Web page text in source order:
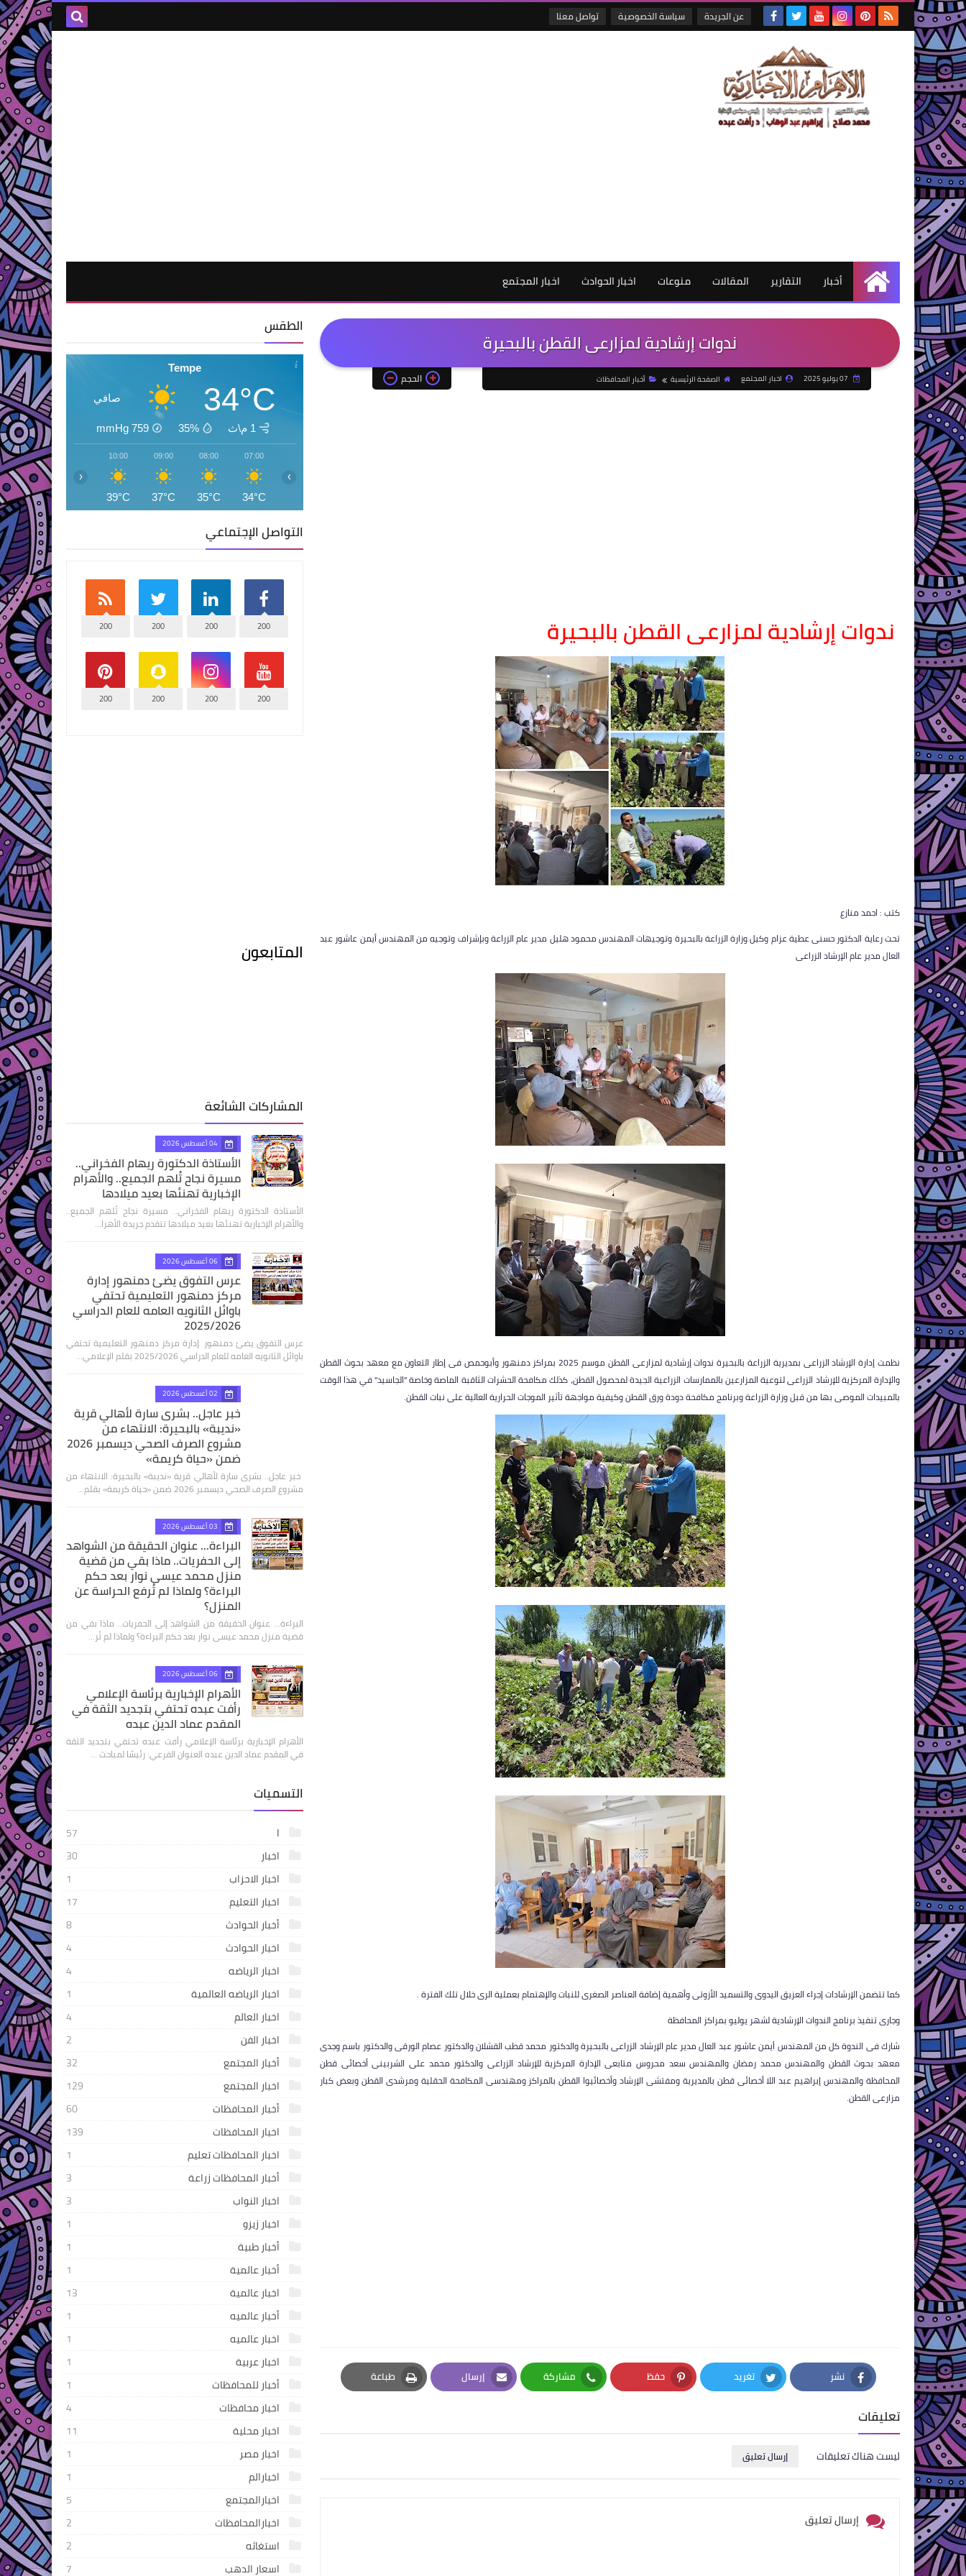
عن الجريدة سياسة الخصوصية تواصل معنا
الرئيسية
أخبار التقارير المقالات منوعات اخبار الحوادث اخبار المجتمع
ندوات إرشادية لمزارعى القطن بالبحيرة
اخبار المجتمع الصفحة الرئيسية أخبار المحافظات الحجم
ندوات إرشادية لمزارعى القطن بالبحيرة
كتب : احمد منازع
تحت رعاية الدكتور حسنى عطية عزام وكيل وزارة الزراعة بالبحيرة وتوجيهات المهندس محمود هليل مدير عام الزراعة وبإشراف وتوجيه من المهندس أيمن عاشور عبد
العال مدير عام الإرشاد الزراعى
نظمت إدارة الإرشاد الزراعى بمديرية الزراعة بالبحيرة ندوات إرشادية لمزارعى القطن موسم 2025 بمراكز دمنهور وأبوحمص فى إطار التعاون مع معهد بحوث القطن
والإدارة المركزية للإرشاد الزراعى لتوعية المزارعين بالممارسات الزراعية الجيدة لمحصول القطن، كذلك مكافحة الحشرات الثاقبة الماصة وخاصة "الجاسيد" في هذا الوقت
بالمبيدات الموصى بها من قبل وزارة الزراعة وبرنامج مكافحة دودة ورق القطن وكيفية مواجهة تأثير الموجات الحرارية العالية على نبات القطن.
كما تتضمن الإرشادات إجراء العزيق اليدوى والتسميد الأزوتى وأهمية إضافة العناصر الصغرى للنبات والإهتمام بعملية الرى خلال تلك الفترة .
وجارى تنفيذ برنامج الندوات الإرشادية لشهر يوليو بمراكز المحافظة
شارك فى الندوة كل من المهندس أيمن عاشور عبد العال مدير عام الإرشاد الزراعى بالبحيرة والدكتور محمد قطب القشلان والدكتور عصام الورقى والدكتور باسم وجدى
معهد بحوث القطن والمهندس محمد رمضان والمهندس سعد محروس متابعى الإدارة المركزية للإرشاد الزراعى والدكتور محمد على الشربينى أخصائى قطن
المحافظة والمهندس إبراهيم عبد اللا أخصائى قطن بالمديرية ومفتشى الإرشاد وأخصائيوا القطن بالمراكز ومهندسى المكافحة الحقلية ومرشدى القطن وبعض كبار
مزارعى القطن.
نشر
Facebook
تغريد
Twitter
حفظ
Pinterest
مشاركة
Whatsapp
إرسال
Email
طباعة
Print
تعليقات
ليست هناك تعليقات إرسال تعليق
إرسال تعليق
الطقس
Tempe
34°C صافي
1 م\ث 35%
759
mmHg
07:00
34°C
08:00
35°C
09:00
37°C
10:00
39°C
12:00
42°C
‹ ›
التواصل الإجتماعي
200
200
200
200
200
200
200
200
المتابعون
المشاركات الشائعة
04 أغسطس 2026
الأستاذة الدكتورة ريهام الفخراني..
مسيرة نجاح تُلهم الجميع.. والأهرام
الإخبارية تهنئها بعيد ميلادها
الأستاذة الدكتورة ريهام الفخراني.. مسيرة نجاح تُلهم الجميع..
والأهرام الإخبارية تهنئها بعيد ميلادها تتقدم جريدة الأهرا…
06 أغسطس 2026
عرس التفوق يضئ دمنهور إدارة
مركز دمنهور التعليمية تحتفي
باوائل الثانويه العامه للعام الدراسي
2025/2026
عرس التفوق يضئ دمنهور إدارة مركز دمنهور التعليمية تحتفي
باوائل الثانويه العامه للعام الدراسي 2025/2026 بقلم الإعلامي…
02 أغسطس 2026
خبر عاجل.. بشرى سارة لأهالي قرية
«نديبة» بالبحيرة: الانتهاء من
مشروع الصرف الصحي ديسمبر 2026
ضمن «حياة كريمة»
​ خبر عاجل.. بشرى سارة لأهالي قرية «نديبة» بالبحيرة: الانتهاء من
مشروع الصرف الصحي ديسمبر 2026 ضمن «حياة كريمة» بقلم…
03 أغسطس 2026
البراءة... عنوان الحقيقة من الشواهد
إلى الحفريات.. ماذا بقي من قضية
منزل محمد عيسى نوار بعد حكم
البراءة؟ ولماذا لم تُرفع الحراسة عن
المنزل؟
البراءة... عنوان الحقيقة من الشواهد إلى الحفريات.. ماذا بقي من
قضية منزل محمد عيسى نوار بعد حكم البراءة؟ ولماذا لم تُر…
06 أغسطس 2026
الأهرام الإخبارية برئاسة الإعلامي
رأفت عبده تحتفي بتجديد الثقة في
المقدم عماد الدين عبده
الأهرام الإخبارية برئاسة الإعلامي رأفت عبده تحتفي بتجديد الثقة
في المقدم عماد الدين عبده العنوان الفرعي: رئيسًا لمباحث …
التسميات
ا
57
اخبار
30
اخبار الاحزاب
1
اخبار التعليم
17
أخبار الحوادث
8
اخبار الحوادث
4
اخبار الرياضه
4
اخبار الرياضه العالمية
1
اخبار العالم
4
اخبار الفن
2
أخبار المجتمع
32
اخبار المجتمع
129
أخبار المحافظات
60
اخبار المحافظات
139
اخبار المحافظات تعليم
1
أخبار المحافظات زراعة
3
اخبار النواب
3
اخبار زيزو
1
أخبار طبية
1
أخبار عالمية
1
اخبار عالمية
13
أخبار عالميه
1
اخبار عالميه
1
اخبار عربية
1
أخبار للمحافظات
1
اخبار محافظات
4
اخبار محلية
11
اخبار مصر
1
اخبارالم
1
اخبارالمجتمع
5
اخبارالمحافظات
2
استغاثه
2
اسعار الدهب
7